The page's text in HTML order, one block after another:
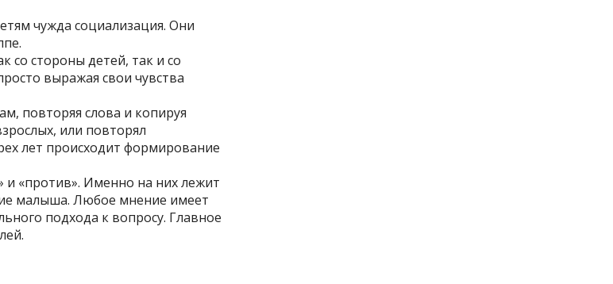
чужда социализация. Они
стороны детей, так и со
выражая свои чувства
повторяя слова и копируя
или повторял
лет происходит формирование
и «против». Именно на них лежит
малыша. Любое мнение имеет
подхода к вопросу. Главное